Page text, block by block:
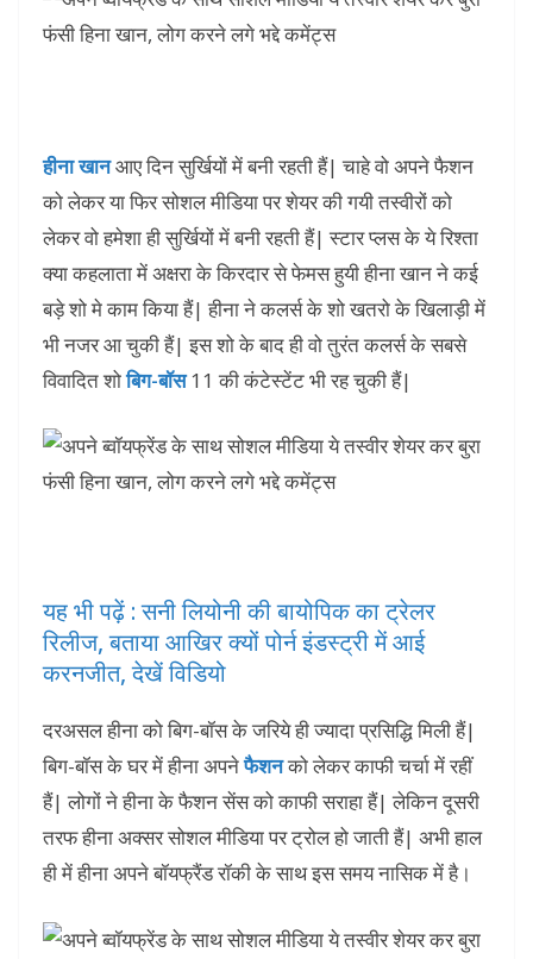
हीना खानआए दिन सुर्खियों में बनी रहती हैं| चाहे वो अपने फैशन
को लेकर या फिर सोशल मीडिया पर शेयर की गयी तस्वीरों को
लेकर वो हमेशा ही सुर्खियों में बनी रहती हैं| स्टार प्लस के ये रिश्ता
क्या कहलाता में अक्षरा के किरदार से फेमस हुयी हीना खान ने कई
बड़े शो मे काम किया हैं| हीना ने कलर्स के शो खतरो के खिलाड़ी में
भी नजर आ चुकी हैं| इस शो के बाद ही वो तुरंत कलर्स के सबसे
विवादित शोबिग-बॉस 11 की कंटेस्टेंट भी रह चुकी हैं|
यह भी पढ़ें : सनी लियोनी की बायोपिक का ट्रेलर
रिलीज, बताया आखिर क्यों पोर्न इंडस्ट्री में आई
करनजीत, देखें विडियो
दरअसल हीना को बिग-बॉस के जरिये ही ज्यादा प्रसिद्धि मिली हैं|
बिग-बॉस के घर में हीना अपनेफैशनको लेकर काफी चर्चा में रहीं
हैं| लोगों ने हीना के फैशन सेंस को काफी सराहा हैं| लेकिन दूसरी
तरफ हीना अक्सर सोशल मीडिया पर ट्रोल हो जाती हैं| अभी हाल
ही में हीना अपने बॉयफ्रैंड रॉकी के साथ इस समय नासिक में है।